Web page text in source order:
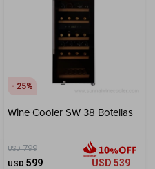
25
Wine Cooler SW 38 Botellas
USD 799
USD 599 USD 539